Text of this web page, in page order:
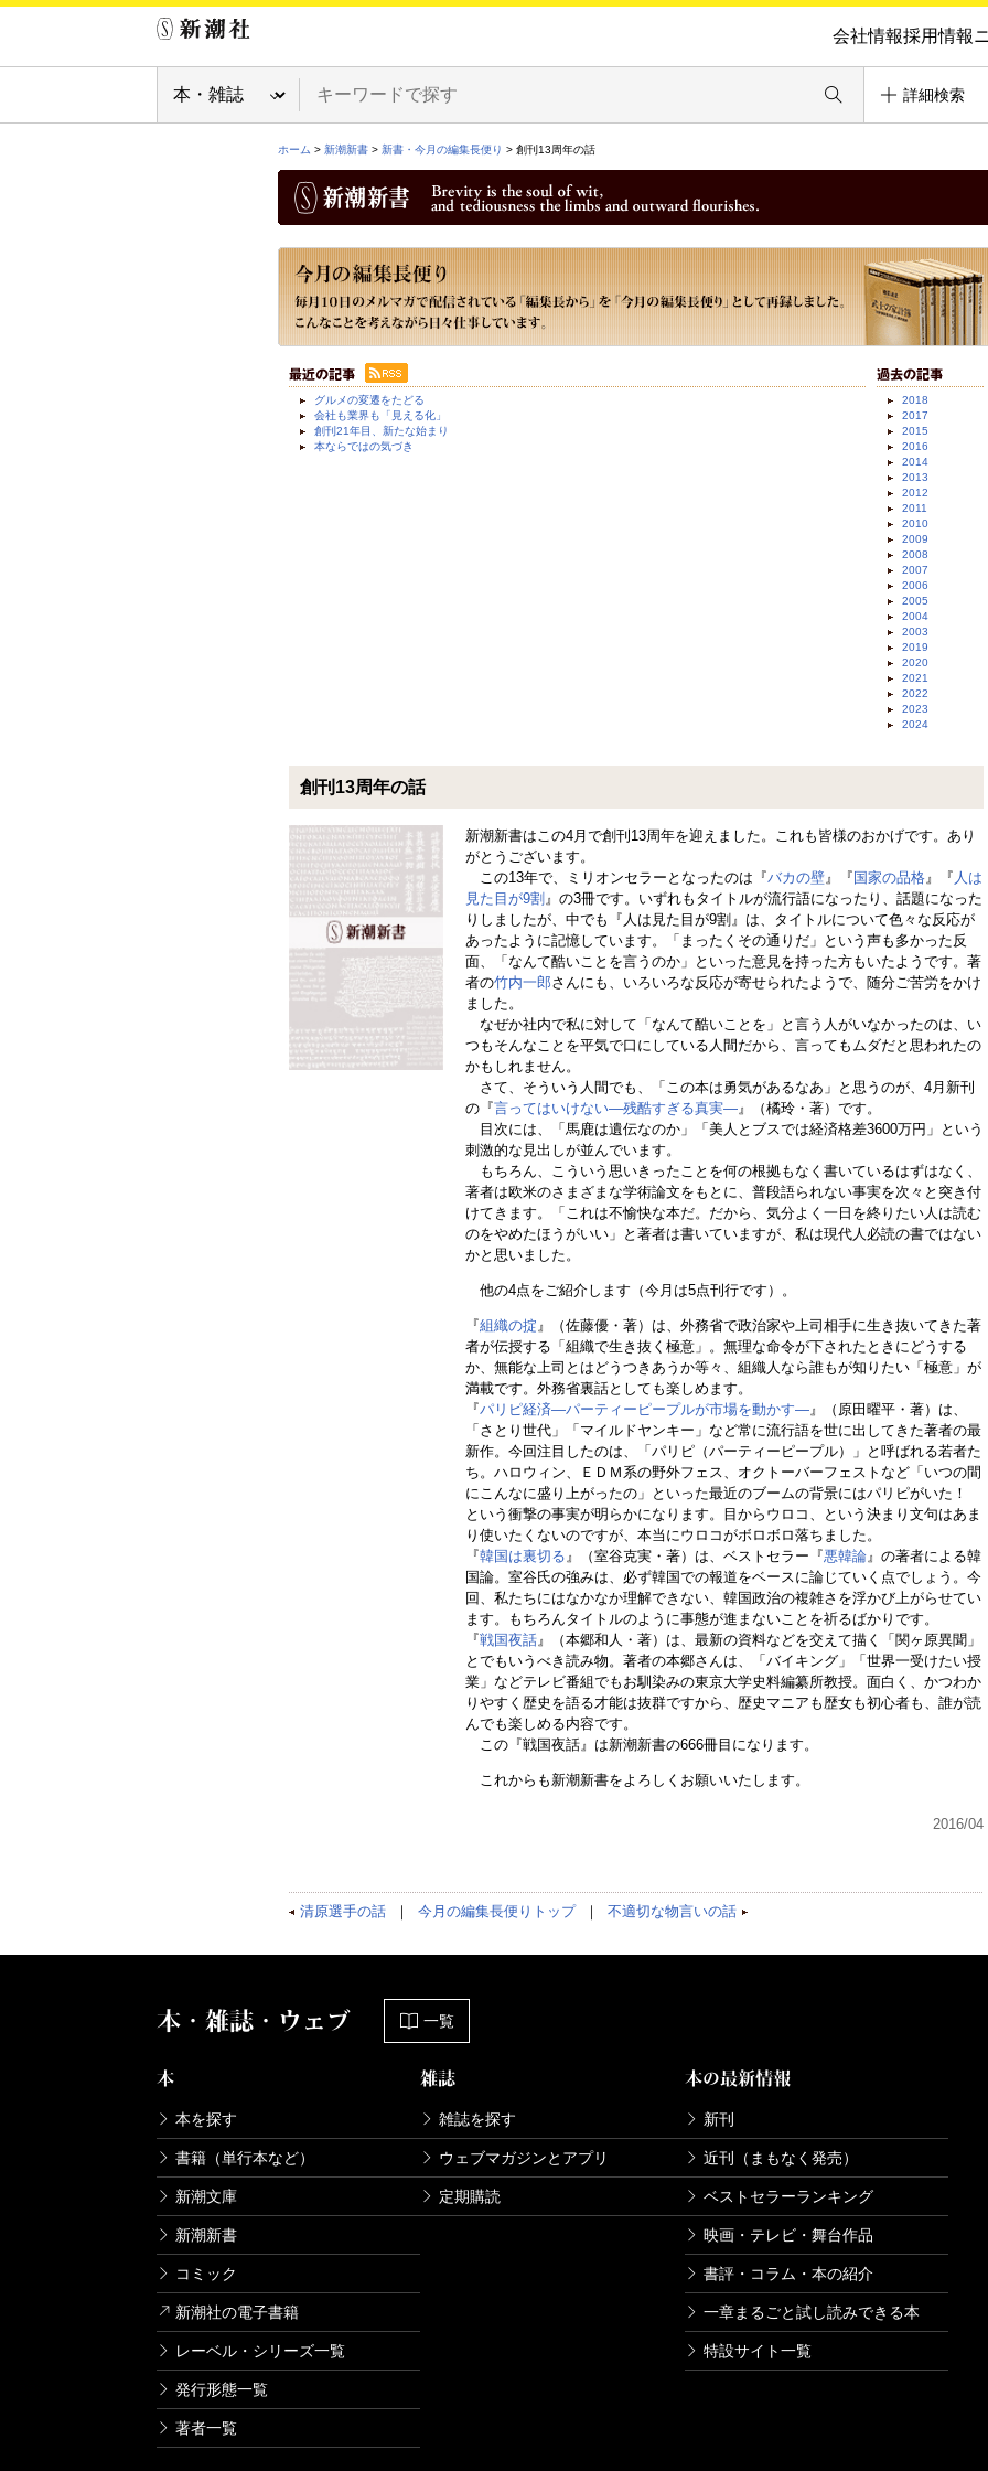
会社情報採用情報
詳細検索
ホーム > 新潮新書 > 新書・今月の編集長便り > 創刊13周年の話
グルメの変遷をたどる
会社も業界も「見える化」
創刊21年目、新たな始まり
本ならではの気づき
2018
2017
2015
2016
2014
2013
2012
2011
2010
2009
2008
2007
2006
2005
2004
2003
2019
2020
2021
2022
2023
2024
創刊13周年の話
新潮新書はこの4月で創刊13周年を迎えました。これも皆様のおかげです。あり
がとうございます。
この13年で、ミリオンセラーとなったのは『バカの壁』『 国家の品格』『 人は
見た目が9割 』の3冊です。いずれもタイトルが流行語になったり、話題になった
りしましたが、中でも『人は見た目が9割』は、タイトルについて色々な反応が
あったように記憶しています。「まったくその通りだ」という声も多かった反
面、「なんて酷いことを言うのか」といった意見を持った方もいたようです。著
者の竹内一郎さんにも、いろいろな反応が寄せられたようで、随分ご苦労をかけ
ました。
なぜか社内で私に対して「なんて酷いことを」と言う人がいなかったのは、い
つもそんなことを平気で口にしている人間だから、言ってもムダだと思われたの
かもしれません。
さて、そういう人間でも、「この本は勇気があるなあ」と思うのが、4月新刊
の『言ってはいけない―残酷すぎる真実―』（橘玲・著）です。
目次には、「馬鹿は遺伝なのか」「美人とブスでは経済格差3600万円」という
刺激的な見出しが並んでいます。
もちろん、こういう思いきったことを何の根拠もなく書いているはずはなく、
著者は欧米のさまざまな学術論文をもとに、普段語られない事実を次々と突き付
けてきます。「これは不愉快な本だ。だから、気分よく一日を終りたい人は読む
のをやめたほうがいい」と著者は書いていますが、私は現代人必読の書ではない
かと思いました。
他の4点をご紹介します（今月は5点刊行です）。
『組織の掟』（佐藤優・著）は、外務省で政治家や上司相手に生き抜いてきた著
者が伝授する「組織で生き抜く極意」。無理な命令が下されたときにどうする
か、無能な上司とはどうつきあうか等々、組織人なら誰もが知りたい「極意」が
満載です。外務省裏話としても楽しめます。
『パリピ経済―パーティーピープルが市場を動かす―』（原田曜平・著）は、
「さとり世代」「マイルドヤンキー」など常に流行語を世に出してきた著者の最
新作。今回注目したのは、「パリピ（パーティーピープル）」と呼ばれる若者た
ち。ハロウィン、ＥＤＭ系の野外フェス、オクトーバーフェストなど「いつの間
にこんなに盛り上がったの」といった最近のブームの背景にはパリピがいた！
という衝撃の事実が明らかになります。目からウロコ、という決まり文句はあま
り使いたくないのですが、本当にウロコがボロボロ落ちました。
『韓国は裏切る』（室谷克実・著）は、ベストセラー『悪韓論』の著者による韓
国論。室谷氏の強みは、必ず韓国での報道をベースに論じていく点でしょう。今
回、私たちにはなかなか理解できない、韓国政治の複雑さを浮かび上がらせてい
ます。もちろんタイトルのように事態が進まないことを祈るばかりです。
『戦国夜話』（本郷和人・著）は、最新の資料などを交えて描く「関ヶ原異聞」
とでもいうべき読み物。著者の本郷さんは、「バイキング」「世界一受けたい授
業」などテレビ番組でもお馴染みの東京大学史料編纂所教授。面白く、かつわか
りやすく歴史を語る才能は抜群ですから、歴史マニアも歴女も初心者も、誰が読
んでも楽しめる内容です。
この『戦国夜話』は新潮新書の666冊目になります。
これからも新潮新書をよろしくお願いいたします。
2016/04
清原選手の話 ｜ 今月の編集長便りトップ｜ 不適切な物言いの話
本・雑誌・ウェブ 一覧
本
本を探す
書籍（単行本など）
新潮文庫
新潮新書
コミック
新潮社の電子書籍
レーベル・シリーズ一覧
発行形態一覧
著者一覧
雑誌
雑誌を探す
ウェブマガジンとアプリ
定期購読
本の最新情報
新刊
近刊（まもなく発売）
ベストセラーランキング
映画・テレビ・舞台作品
書評・コラム・本の紹介
一章まるごと試し読みできる本
特設サイト一覧